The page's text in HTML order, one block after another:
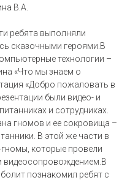
В.А.
ребята выполняли
сказочными героями.В
технологии –
«Что мы знаем о
«Добро пожаловать в
были видео- и
и сотрудниках.
гномов и ее сокровища –
В этой же части в
которые провели
видеосопровождением.В
познакомил ребят с